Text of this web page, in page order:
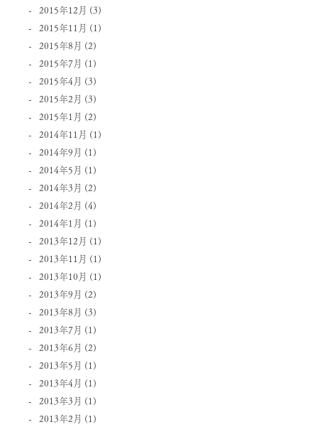
2015年12月 (3)
2015年11月 (1)
2015年8月 (2)
2015年7月 (1)
2015年4月 (3)
2015年2月 (3)
2015年1月 (2)
2014年11月 (1)
2014年9月 (1)
2014年5月 (1)
2014年3月 (2)
2014年2月 (4)
2014年1月 (1)
2013年12月 (1)
2013年11月 (1)
2013年10月 (1)
2013年9月 (2)
2013年8月 (3)
2013年7月 (1)
2013年6月 (2)
2013年5月 (1)
2013年4月 (1)
2013年3月 (1)
2013年2月 (1)